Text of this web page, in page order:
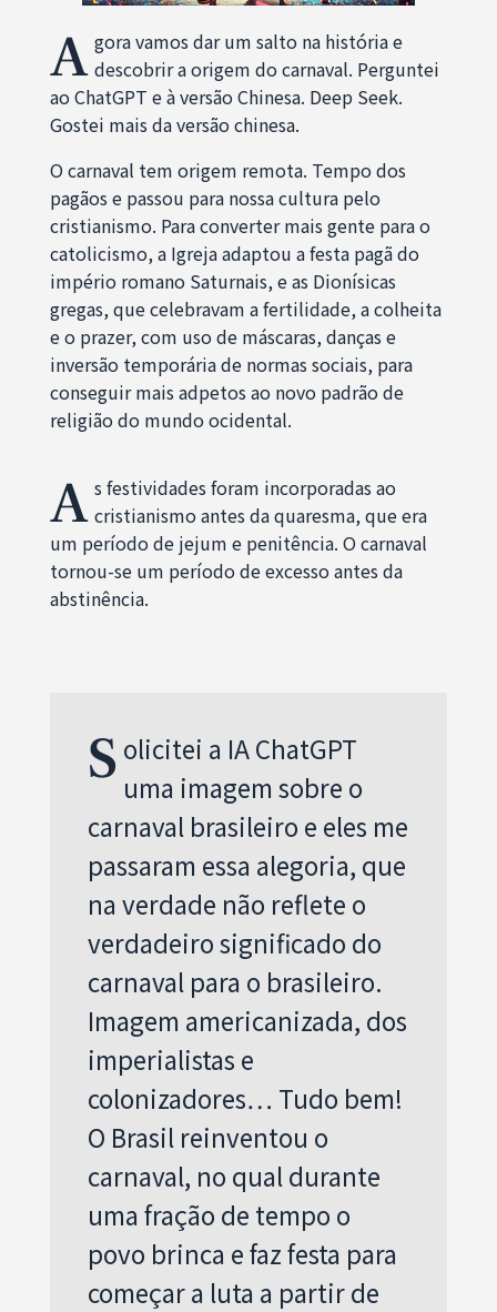
A gora vamos dar um salto na história e
descobrir a origem do carnaval. Perguntei
ao ChatGPT e à versão Chinesa. Deep Seek.
Gostei mais da versão chinesa.
O carnaval tem origem remota. Tempo dos
pagãos e passou para nossa cultura pelo
cristianismo. Para converter mais gente para o
catolicismo, a Igreja adaptou a festa pagã do
império romano Saturnais, e as Dionísicas
gregas, que celebravam a fertilidade, a colheita
e o prazer, com uso de máscaras, danças e
inversão temporária de normas sociais, para
conseguir mais adpetos ao novo padrão de
religião do mundo ocidental.
A s festividades foram incorporadas ao
cristianismo antes da quaresma, que era
um período de jejum e penitência. O carnaval
tornou-se um período de excesso antes da
abstinência.
S olicitei a IA ChatGPT
uma imagem sobre o
carnaval brasileiro e eles me
passaram essa alegoria, que
na verdade não reflete o
verdadeiro significado do
carnaval para o brasileiro.
Imagem americanizada, dos
imperialistas e
colonizadores… Tudo bem!
O Brasil reinventou o
carnaval, no qual durante
uma fração de tempo o
povo brinca e faz festa para
começar a luta a partir de